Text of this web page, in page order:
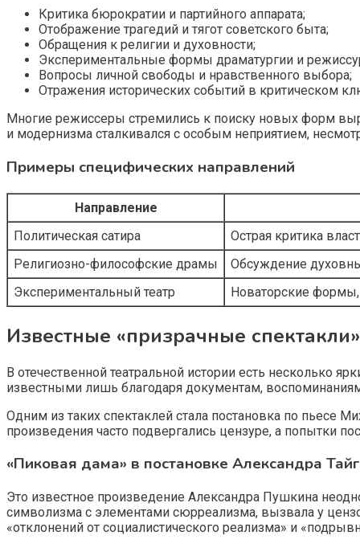
Критика бюрократии и партийного аппарата;
Отображение трагедий и тягот советского быта;
Обращения к религии и духовности;
Экспериментальные формы драматургии и
Вопросы личной свободы и нравственного выбора;
Отражения исторических событий в критическом
Многие режиссеры стремились к поиску новых форм
и модернизма сталкивался с особым неприятием,
Примеры специфических направлений
Направление
Политическая сатира
Острая критика
Религиозно-философские драмы
Обсуждение
Экспериментальный театр
Новаторские
Известные «призрачные
В отечественной театральной истории есть несколько
известными лишь благодаря документам,
Одним из таких спектаклей стала постановка по пьесе
произведения часто подвергались цензуре, а попытки
«Пиковая дама» в постановке Александра
Это известное произведение Александра Пушкина
символизма с элементами сюрреализма, вызвала у
«отклонений от социалистического реализма» и